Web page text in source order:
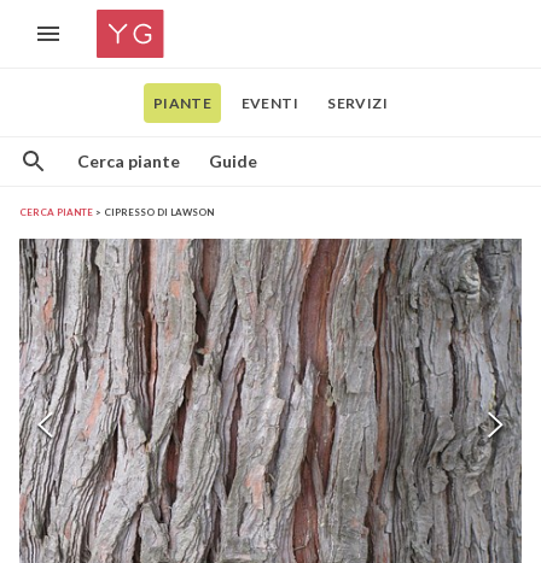
PIANTE EVENTI SERVIZI
Cerca piante Guide
CERCA PIANTE CIPRESSO DI LAWSON